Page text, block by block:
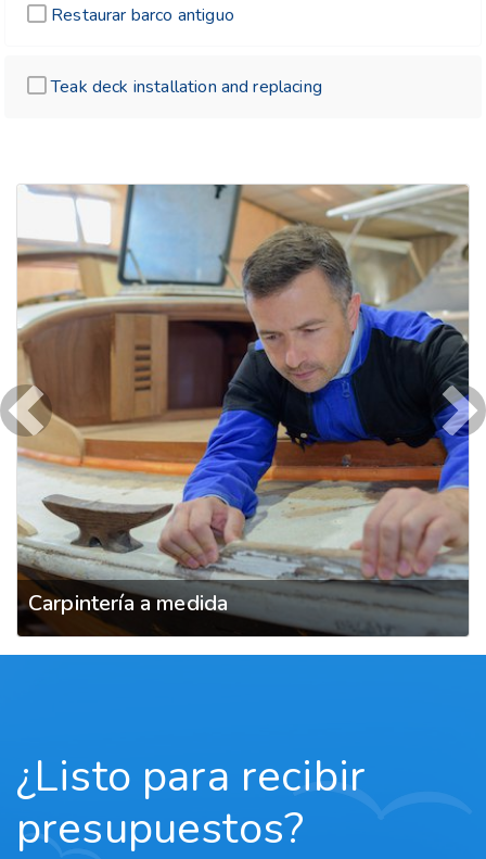
Restaurar barco antiguo
Teak deck installation and replacing
Carpintería a medida
Previous
¿Listo para recibir
presupuestos?